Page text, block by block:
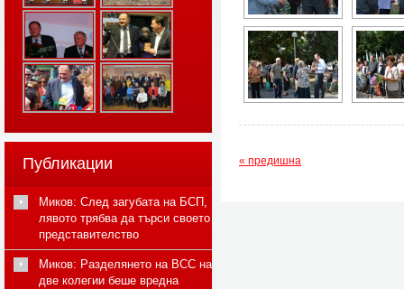
« предишна
Публикации
Миков: След загубата на БСП,
лявото трябва да търси своето
представителство
Миков: Разделянето на ВСС на
две колегии беше вредна